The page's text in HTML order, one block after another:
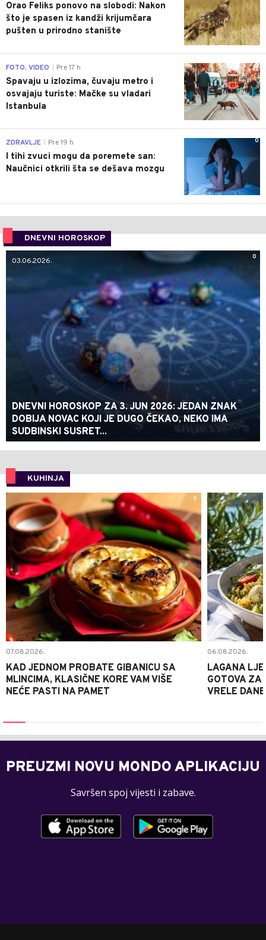
Orao Feliks ponovo na slobodi: Nakon
što je spasen iz kandži krijumčara
pušten u prirodno stanište
0
FOTO, VIDEO Pre 17 h
Spavaju u izlozima, čuvaju metro i
osvajaju turiste: Mačke su vladari
Istanbula
0
ZDRAVLJE Pre 19 h
I tihi zvuci mogu da poremete san:
Naučnici otkrili šta se dešava mozgu
DNEVNI HOROSKOP
0
03.06.2026.
DNEVNI HOROSKOP ZA 3. JUN 2026: JEDAN ZNAK
DOBIJA NOVAC KOJI JE DUGO ČEKAO, NEKO IMA
SUDBINSKI SUSRET...
KUHINJA
0
07.08.2026.
KAD JEDNOM PROBATE GIBANICU SA
MLINCIMA, KLASIČNE KORE VAM VIŠE
NEĆE PASTI NA PAMET
06.08.2026.
LAGANA
GOTOVA ZA
VRELE DANE
PREUZMI NOVU MONDO APLIKACIJU
Savršen spoj vijesti i zabave.